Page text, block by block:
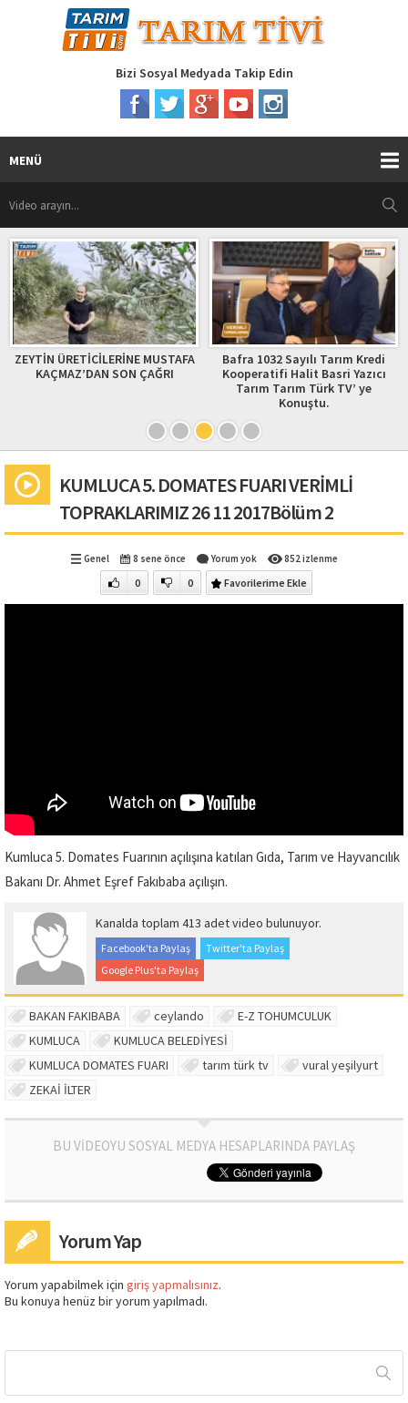
Bizi Sosyal Medyada Takip Edin
MENÜ
ZEYTİN ÜRETİCİLERİNE MUSTAFA
KAÇMAZ’DAN SON ÇAĞRI
Bafra 1032 Sayılı Tarım Kredi
Kooperatifi Halit Basri Yazıcı
Tarım Tarım Türk TV’ ye
Konuştu.
KUMLUCA 5. DOMATES FUARI VERİMLİ
TOPRAKLARIMIZ 26 11 2017Bölüm 2
Genel 8 sene önce Yorum yok 852 izlenme
0 0 Favorilerime Ekle
Kumluca 5. Domates Fuarının açılışına katılan Gıda, Tarım ve Hayvancılık
Bakanı Dr. Ahmet Eşref Fakıbaba açılışın.
Kanalda toplam 413 adet video bulunuyor.
Facebook'ta Paylaş
Twitter'ta Paylaş
Google Plus'ta Paylaş
BAKAN FAKIBABA ceylando
E-Z TOHUMCULUK
KUMLUCA
KUMLUCA BELEDİYESİ
KUMLUCA DOMATES FUARI
tarım türk tv
vural yeşilyurt
ZEKAİ İLTER
BU VİDEOYU SOSYAL MEDYA HESAPLARINDA PAYLAŞ
Yorum Yap
Yorum yapabilmek için giriş yapmalısınız.
Bu konuya henüz bir yorum yapılmadı.